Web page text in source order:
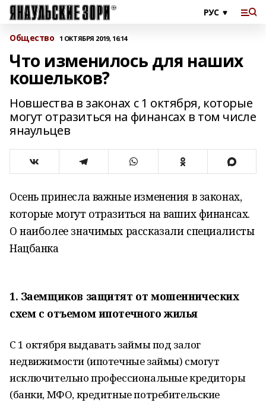
Общество 1 ОКТЯБРЯ 2019, 16:14
Что изменилось для наших
кошельков?
Новшества в законах с 1 октября, которые
могут отразиться на финансах в том числе
янаульцев
Осень принесла важные изменения в законах,
которые могут отразиться на ваших финансах.
О наиболее значимых рассказали специалисты
Нацбанка
1. Заемщиков защитят от мошеннических
схем с отъемом ипотечного жилья
С 1 октября выдавать займы под залог
недвижимости (ипотечные займы) смогут
исключительно профессиональные кредиторы
(банки, МФО, кредитные потребительские